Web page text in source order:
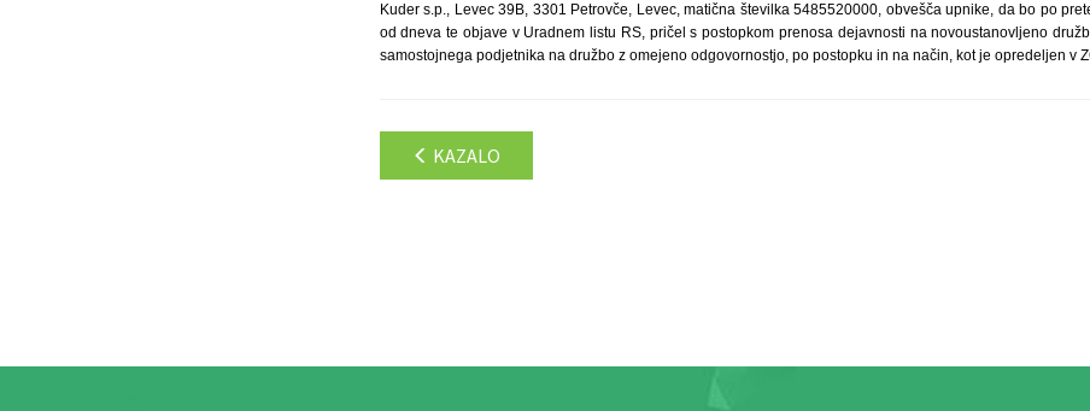
Kuder s.p., Levec 39B, 3301 Petrovče, Levec, matična številka 5485520000, obvešča upnike, da bo po
od dneva te objave v Uradnem listu RS, pričel s postopkom prenosa dejavnosti na novoustanovljeno
samostojnega podjetnika na družbo z omejeno odgovornostjo, po postopku in na način, kot je opredeljen v
KAZALO